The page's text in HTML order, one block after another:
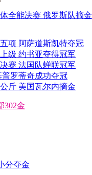
全能决赛 俄罗斯队摘金
项 阿萨道斯凯特夺冠
级 约书亚夺得冠军
赛 法国队蝉联冠军
罗蒂奇成功夺冠
斤 美国瓦尔内摘金
302金
分夺金